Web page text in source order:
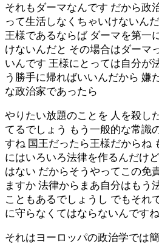
それもダーマなんです だから政
って生活しなくちゃいけないん
王様であるならば ダーマを第一
けないんだと その場合はダーマ
いんです 王様にとっては自分が
う勝手に帰ればいいんだから 嫌
な政治家であったら
やりたい放題のことを 人を殺し
てるでしょう もう一般的な常識
すね 国王だったら王様だからね
にはいろいろ法律を作るんだけ
はない だからそうやってこの免
ますか 法律からまあ自分はもう
こともあるでしょうし でもそれ
に守らなくてはならないんですね
それはヨーロッパの政治学では